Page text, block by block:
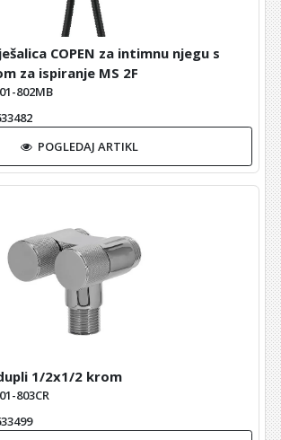
COPEN za intimnu njegu s
za ispiranje MS 2F
802MB
POGLEDAJ ARTIKL
1/2x1/2 krom
803CR